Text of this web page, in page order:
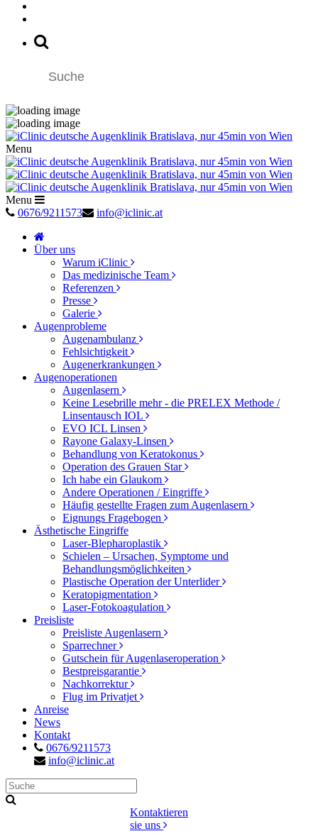
Menu
Menu
0676/9211573
info@iclinic.at
Über uns
Warum iClinic
Das medizinische Team
Referenzen
Presse
Galerie
Augenprobleme
Augenambulanz
Fehlsichtigkeit
Augenerkrankungen
Augenoperationen
Augenlasern
Keine Lesebrille mehr - die PRELEX Methode /
Linsentausch IOL
EVO ICL Linsen
Rayone Galaxy-Linsen
Behandlung von Keratokonus
Operation des Grauen Star
Ich habe ein Glaukom
Andere Operationen / Eingriffe
Häufig gestellte Fragen zum Augenlasern
Eignungs Fragebogen
Ästhetische Eingriffe
Laser-Blepharoplastik
Schielen – Ursachen, Symptome und
Behandlungsmöglichkeiten
Plastische Operation der Unterlider
Keratopigmentation
Laser-Fotokoagulation
Preisliste
Preisliste Augenlasern
Sparrechner
Gutschein für Augenlaseroperation
Bestpreisgarantie
Nachkorrektur
Flug im Privatjet
Anreise
News
Kontakt
0676/9211573
info@iclinic.at
Kontaktieren
sie uns